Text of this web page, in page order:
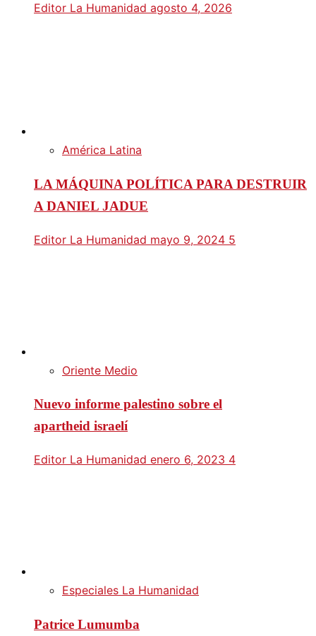
Editor La Humanidad agosto 4, 2026
América Latina
LA MÁQUINA POLÍTICA PARA DESTRUIR
A DANIEL JADUE
Editor La Humanidad mayo 9, 2024 5
Oriente Medio
Nuevo informe palestino sobre el
apartheid israelí
Editor La Humanidad enero 6, 2023 4
Especiales La Humanidad
Patrice Lumumba